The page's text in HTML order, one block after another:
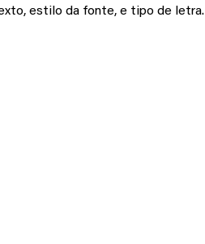
estilo da fonte, e tipo de letra.